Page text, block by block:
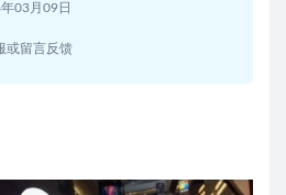
03月09日
或留言反馈